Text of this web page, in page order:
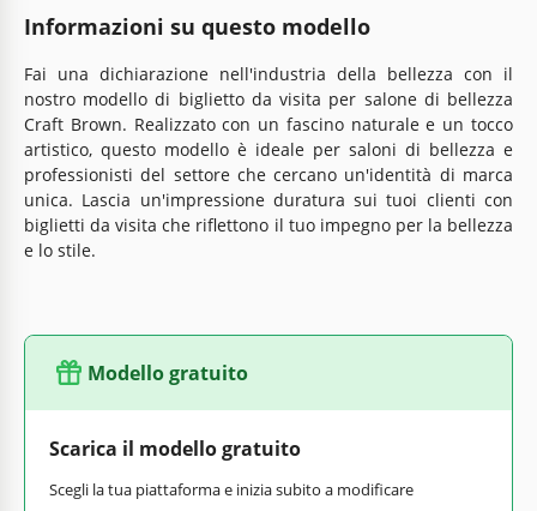
Informazioni su questo modello
Fai una dichiarazione nell'industria della bellezza con il
nostro modello di biglietto da visita per salone di bellezza
Craft Brown. Realizzato con un fascino naturale e un tocco
artistico, questo modello è ideale per saloni di bellezza e
professionisti del settore che cercano un'identità di marca
unica. Lascia un'impressione duratura sui tuoi clienti con
biglietti da visita che riflettono il tuo impegno per la bellezza
e lo stile.
Modello gratuito
Scarica il modello gratuito
Scegli la tua piattaforma e inizia subito a modificare